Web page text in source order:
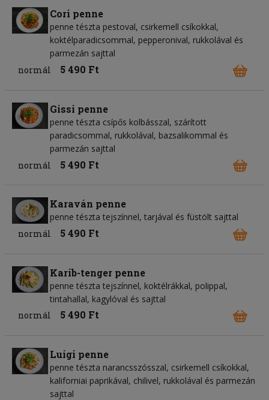
Cori penne
penne tészta pestoval, csirkemell csíkokkal,
koktélparadicsommal, pepperonival, rukkolával és
parmezán sajttal
normál
5 490 Ft
Gissi penne
penne tészta csípős kolbásszal, szárított
paradicsommal, rukkolával, bazsalikommal és
parmezán sajttal
normál
5 490 Ft
Karaván penne
penne tészta tejszínnel, tarjával és füstölt sajttal
normál
5 490 Ft
Karib-tenger penne
penne tészta tejszínnel, koktélrákkal, polippal,
tintahallal, kagylóval és sajttal
normál
5 490 Ft
Luigi penne
penne tészta narancsszósszal, csirkemell csíkokkal,
kaliforniai paprikával, chilivel, rukkolával és parmezán
sajttal